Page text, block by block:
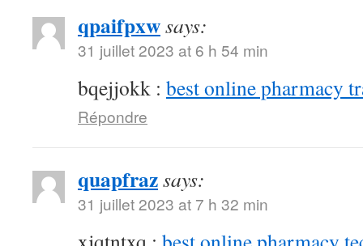
qpaifpxwsays:
31 juillet 2023 at 6 h 54 min
bqejjokk : best online pharmacy
Répondre
quapfrazsays:
31 juillet 2023 at 7 h 32 min